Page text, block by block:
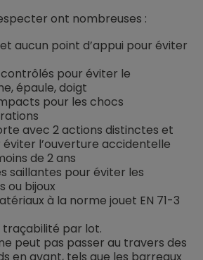
ont nombreuses :
aucun point d’appui pour éviter
pour éviter le
épaule, doigt
pour les chocs
avec 2 actions distinctes et
l’ouverture accidentelle
de 2 ans
saillantes pour éviter les
ou bijoux
à la norme jouet EN 71-3
traçabilité par lot.
peut pas passer au travers des